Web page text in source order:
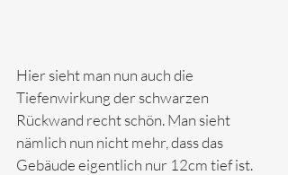
Hier sieht man nun auch die
Tiefenwirkung der schwarzen
Rückwand recht schön. Man sieht
nämlich nun nicht mehr, dass das
Gebäude eigentlich nur 12cm tief ist.